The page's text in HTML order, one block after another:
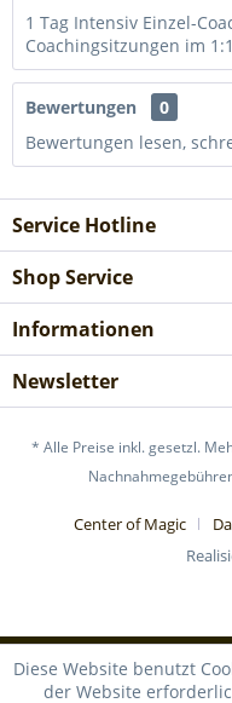
1 Tag Intensiv Einzel-
Coachingsitzungen im
Bewertungen
0
Bewertungen lesen,
Service Hotline
Shop Service
Informationen
Newsletter
* Alle Preise inkl. gesetzl.
Center of Magic
Diese Website benutzt
der Website